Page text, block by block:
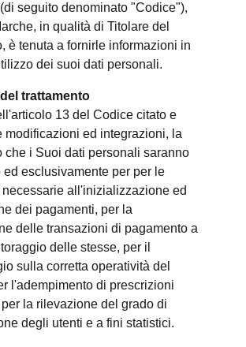
seguito denominato "Codice"),
in qualità di Titolare del
è tenuta a fornirle informazioni in
dei suoi dati personali.
trattamento
13 del Codice citato e
modificazioni ed integrazioni, la
che i Suoi dati personali saranno
ed esclusivamente per per le
all'inizializzazione ed
dei pagamenti, per la
delle transazioni di pagamento a
delle stesse, per il
sulla corretta operatività del
l'adempimento di prescrizioni
la rilevazione del grado di
degli utenti e a fini statistici.